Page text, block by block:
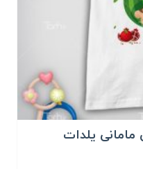
مامانی یلدات